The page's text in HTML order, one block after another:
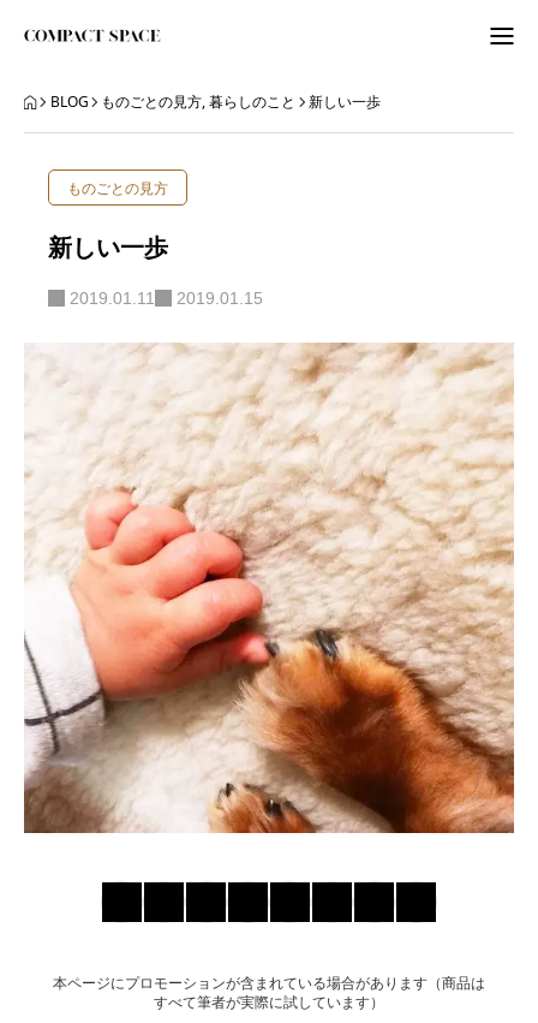
わたしのこと
BLOG
BLOG ABOUT LETTER
ニュースレター
お問い合わせ
BLOG ものごとの見方,暮らしのこと 新しい一歩
ものごとの見方
新しい一歩
2019.01.11 2019.01.15
本ページにプロモーションが含まれている場合があります（商品は
すべて筆者が実際に試しています）